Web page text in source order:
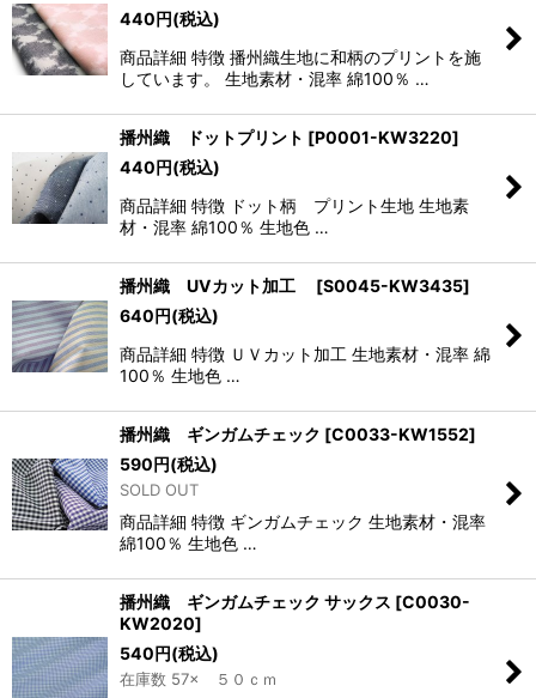
440円(税込)
商品詳細 特徴 播州織生地に和柄のプリントを施
しています。 生地素材・混率 綿100％ …
播州織 ドットプリント [P0001-KW3220]
440円(税込)
商品詳細 特徴 ドット柄 プリント生地 生地素
材・混率 綿100％ 生地色 …
播州織 UVカット加工 [S0045-KW3435]
640円(税込)
商品詳細 特徴 ＵＶカット加工 生地素材・混率 綿
100％ 生地色 …
播州織 ギンガムチェック [C0033-KW1552]
590円(税込)
SOLD OUT
商品詳細 特徴 ギンガムチェック 生地素材・混率
綿100％ 生地色 …
播州織 ギンガムチェック サックス [C0030-
KW2020]
540円(税込)
在庫数 57× ５０ｃｍ